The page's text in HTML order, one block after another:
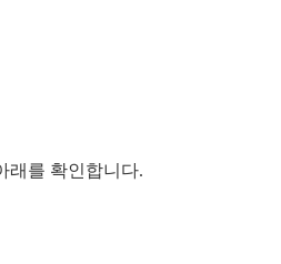
래를 확인합니다.